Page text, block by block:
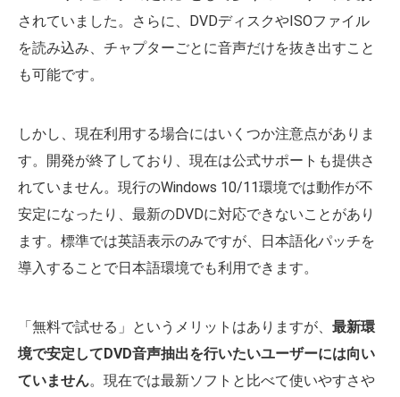
されていました。さらに、DVDディスクやISOファイル
を読み込み、チャプターごとに音声だけを抜き出すこと
も可能です。
しかし、現在利用する場合にはいくつか注意点がありま
す。開発が終了しており、現在は公式サポートも提供さ
れていません。現行のWindows 10/11環境では動作が不
安定になったり、最新のDVDに対応できないことがあり
ます。標準では英語表示のみですが、日本語化パッチを
導入することで日本語環境でも利用できます。
「無料で試せる」というメリットはありますが、 最新環
境で安定してDVD音声抽出を行いたいユーザーには向い
ていません。現在では最新ソフトと比べて使いやすさや